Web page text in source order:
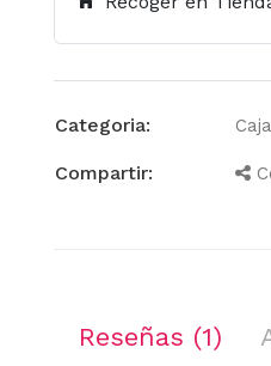
Categoria:
Compartir:
Reseñas (1)